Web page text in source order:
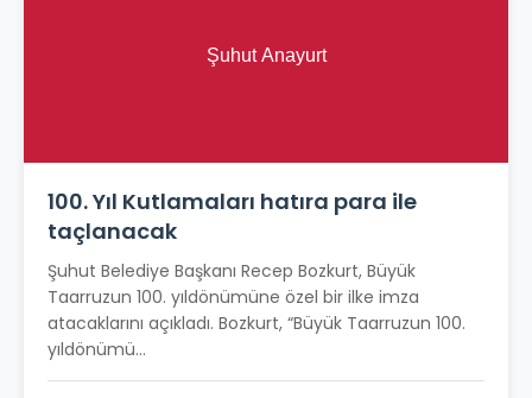
100. Yıl Kutlamaları hatıra para ile
taçlanacak
Şuhut Belediye Başkanı Recep Bozkurt, Büyük
Taarruzun 100. yıldönümüne özel bir ilke imza
atacaklarını açıkladı. Bozkurt, “Büyük Taarruzun 100.
yıldönümü...